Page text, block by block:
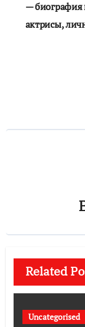
по
— биография
актрисы,
Related
Uncategorised